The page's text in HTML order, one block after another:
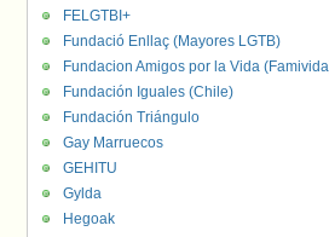
FELGTBI+
Fundació Enllaç (Mayores LGTB)
Fundacion Amigos por la Vida
Fundación Iguales (Chile)
Fundación Triángulo
Gay Marruecos
GEHITU
Gylda
Hegoak